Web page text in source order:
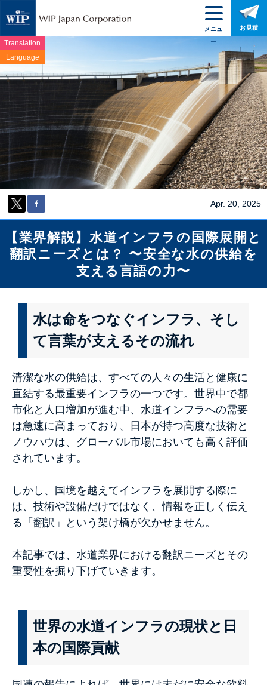
Translation
Language
Apr. 20, 2025
【業界解説】水道インフラの国際展開と
翻訳ニーズとは？ 〜安全な水の供給を
支える言語の力〜
水は命をつなぐインフラ、そし
て言葉が支えるその流れ
清潔な水の供給は、すべての人々の生活と健康に
直結する最重要インフラの一つです。世界中で都
市化と人口増加が進む中、水道インフラへの需要
は急速に高まっており、日本が持つ高度な技術と
ノウハウは、グローバル市場においても高く評価
されています。
しかし、国境を越えてインフラを展開する際に
は、技術や設備だけではなく、情報を正しく伝え
る「翻訳」という架け橋が欠かせません。
本記事では、水道業界における翻訳ニーズとその
重要性を掘り下げていきます。
世界の水道インフラの現状と日
本の国際貢献
メニュ
ー
お見積